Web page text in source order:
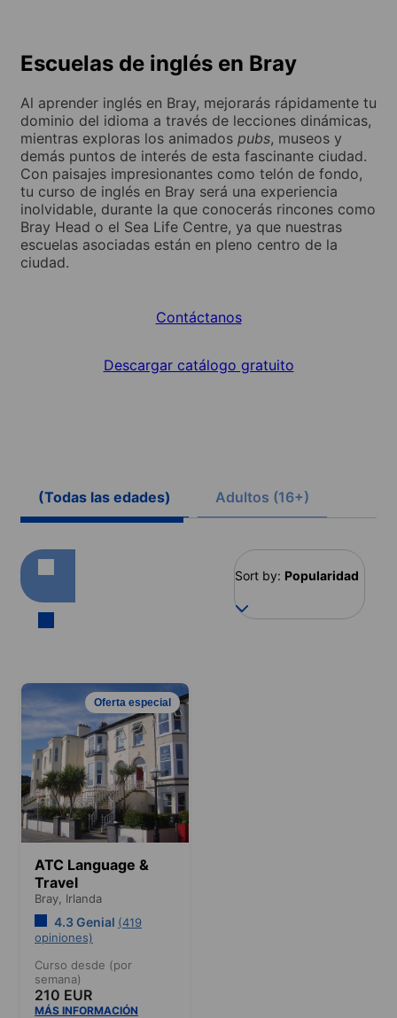
Escuelas de inglés en Bray
Al aprender inglés en Bray, mejorarás rápidamente tu
dominio del idioma a través de lecciones dinámicas,
mientras exploras los animados pubs, museos y
demás puntos de interés de esta fascinante ciudad.
Con paisajes impresionantes como telón de fondo,
tu curso de inglés en Bray será una experiencia
inolvidable, durante la que conocerás rincones como
Bray Head o el Sea Life Centre, ya que nuestras
escuelas asociadas están en pleno centro de la
ciudad.
Contáctanos
Descargar catálogo gratuito
(Todas las edades) Adultos (16+)
Sort by: Popularidad
Oferta especial
ATC Language &
Travel
Bray, Irlanda
4.3 Genial (419
opiniones)
Curso desde (por
semana)
210 EUR
MÁS INFORMACIÓN